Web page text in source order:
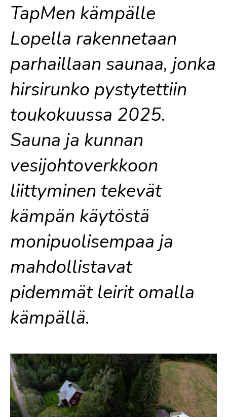
TapMen kämpälle
Lopella rakennetaan
parhaillaan saunaa, jonka
hirsirunko pystytettiin
toukokuussa 2025.
Sauna ja kunnan
vesijohtoverkkoon
liittyminen tekevät
kämpän käytöstä
monipuolisempaa ja
mahdollistavat
pidemmät leirit omalla
kämpällä.